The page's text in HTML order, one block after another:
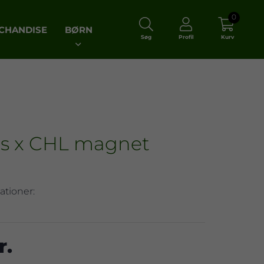
BØRN
Søg Profil Kurv
0
x CHL magnet